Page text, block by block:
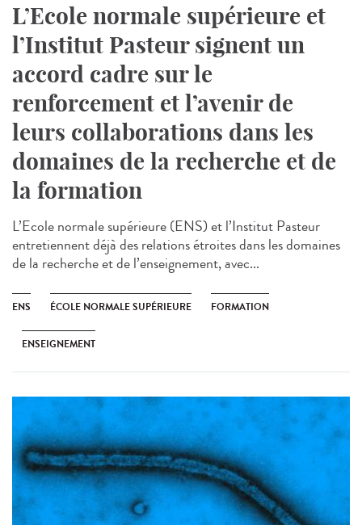
L’Ecole normale supérieure et
l’Institut Pasteur signent un
accord cadre sur le
renforcement et l’avenir de
leurs collaborations dans les
domaines de la recherche et de
la formation
L’Ecole normale supérieure (ENS) et l’Institut Pasteur
entretiennent déjà des relations étroites dans les domaines
de la recherche et de l’enseignement, avec...
ENS ÉCOLE NORMALE SUPÉRIEURE FORMATION
ENSEIGNEMENT